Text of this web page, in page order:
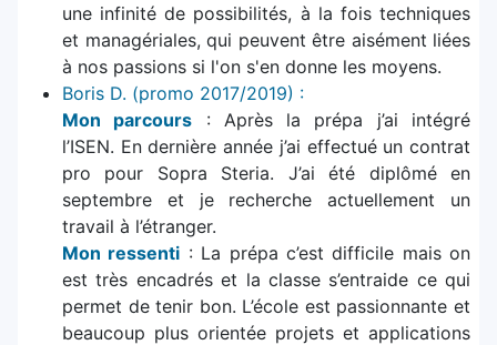
une infinité de possibilités, à la fois techniques
et managériales, qui peuvent être aisément liées
à nos passions si l'on s'en donne les moyens.
Boris D. (promo 2017/2019) :
Mon parcours : Après la prépa j’ai intégré
l’ISEN. En dernière année j’ai effectué un contrat
pro pour Sopra Steria. J’ai été diplômé en
septembre et je recherche actuellement un
travail à l’étranger.
Mon ressenti : La prépa c’est difficile mais on
est très encadrés et la classe s’entraide ce qui
permet de tenir bon. L’école est passionnante et
beaucoup plus orientée projets et applications